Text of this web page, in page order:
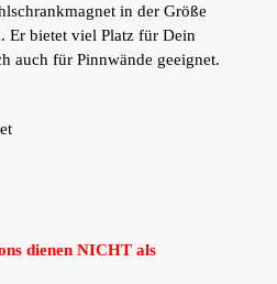
in der Größe
Er bietet viel Platz für Dein
auch für Pinnwände geeignet.
dienen NICHT als